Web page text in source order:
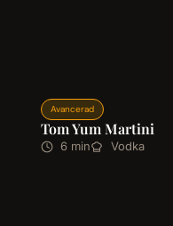
Avancerad
Tom Yum Martini
6 min Vodka